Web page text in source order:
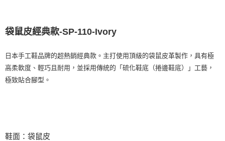
袋鼠皮經典款-SP-110-Ivory
日本手工鞋品牌的超熱銷經典款。主打使用頂級的袋鼠皮革製作，具有極
高柔軟度、輕巧且耐用，並採用傳統的「硫化鞋底（捲邊鞋底）」工藝，
極致貼合腳型。
鞋面：袋鼠皮